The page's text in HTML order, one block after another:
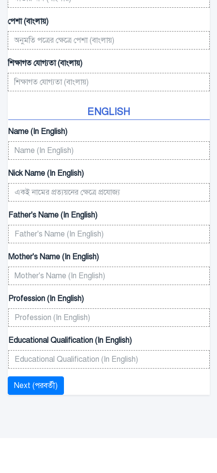
পেশা (বাংলায়)
শিক্ষাগত যোগ্যতা (বাংলায়)
ENGLISH
Name (In English)
Nick Name (In English)
Father's Name (In English)
Mother's Name (In English)
Profession (In English)
Educational Qualification (In English)
Next (পরবর্তী)